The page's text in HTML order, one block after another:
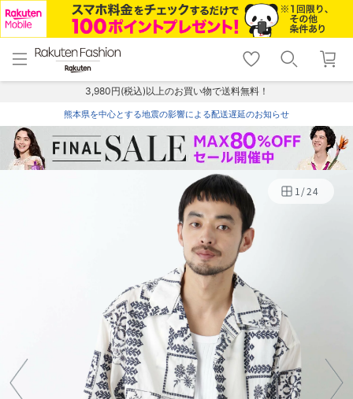
menu home
トップ
shopping_cart lock_outline
ログイン
3,980円(税込)以上のお買い物で送料無料！
熊本県を中心とする地震の影響による配送遅延のお知らせ
1/24